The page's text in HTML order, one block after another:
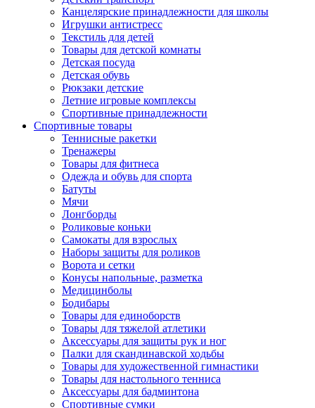
Канцелярские принадлежности для школы
Игрушки антистресс
Текстиль для детей
Товары для детской комнаты
Детская посуда
Детская обувь
Рюкзаки детские
Летние игровые комплексы
Спортивные принадлежности
Спортивные товары
Теннисные ракетки
Тренажеры
Товары для фитнеса
Одежда и обувь для спорта
Батуты
Мячи
Лонгборды
Роликовые коньки
Самокаты для взрослых
Наборы защиты для роликов
Ворота и сетки
Конусы напольные, разметка
Медицинболы
Бодибары
Товары для единоборств
Товары для тяжелой атлетики
Аксессуары для защиты рук и ног
Палки для скандинавской ходьбы
Товары для художественной гимнастики
Товары для настольного тенниса
Аксессуары для бадминтона
Спортивные сумки